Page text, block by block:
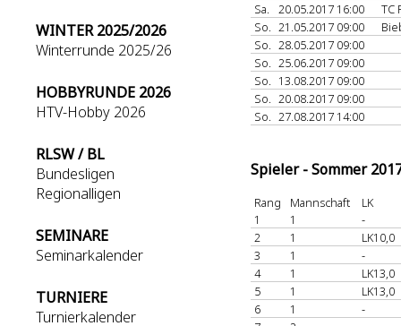
WINTER 2025/2026
Winterrunde 2025/26
HOBBYRUNDE 2026
HTV-Hobby 2026
RLSW / BL
Bundesligen
Regionalligen
SEMINARE
Seminarkalender
TURNIERE
Turnierkalender
Sa.
20.05.2017 16:00
TC
So. 21.05.2017 09:00
So. 28.05.2017 09:00
So. 25.06.2017 09:00
So. 13.08.2017 09:00
So. 20.08.2017 09:00
So. 27.08.2017 14:00
Spieler - Sommer
Rang Mannschaft
LK
1
1
-
2
1
LK10,0
3
1
-
4
1
LK13,0
5
1
LK13,0
6
1
-